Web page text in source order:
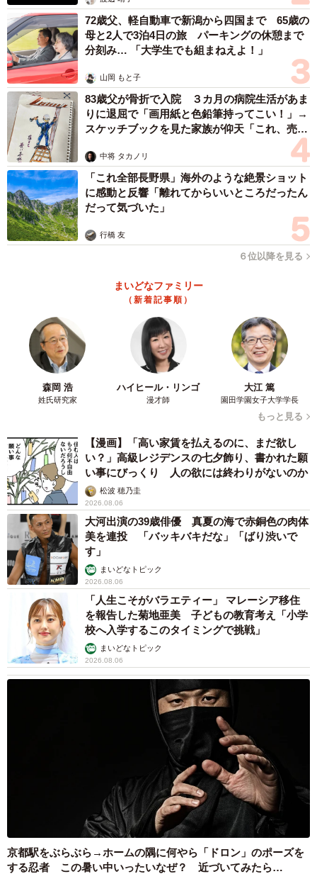
72歳父、軽自動車で新潟から四国まで 65歳の
母と2人で3泊4日の旅 パーキングの休憩まで
分刻み… 「大学生でも組まねえよ！」
山岡 もと子
83歳父が骨折で入院 ３カ月の病院生活があま
りに退屈で「画用紙と色鉛筆持ってこい！」→
スケッチブックを見た家族が仰天「これ、売れ
中将 タカノリ
「これ全部長野県」海外のような絶景ショット
に感動と反響「離れてからいいところだったん
だって気づいた」
行橋 友
６位以降を見る
まいどなファミリー
（新着記事順）
森岡 浩
姓氏研究家
ハイヒール・リンゴ
漫才師
大江 篤
園田学園女子大学学長
もっと見る
【漫画】「高い家賃を払えるのに、まだ欲し
い？」高級レジデンスの七夕飾り、書かれた願
い事にびっくり 人の欲には終わりがないのか
松波 穂乃圭
2026.08.06
大河出演の39歳俳優 真夏の海で赤銅色の肉体
美を連投 「バッキバキだな」「ばり渋いで
す」
まいどなトピック
2026.08.06
「人生こそがバラエティー」 マレーシア移住
を報告した菊地亜美 子どもの教育考え「小学
校へ入学するこのタイミングで挑戦」
まいどなトピック
2026.08.06
京都駅をぶらぶら→ホームの隅に何やら「ドロン」のポーズを
する忍者 この暑い中いったいなぜ？ 近づいてみたら…